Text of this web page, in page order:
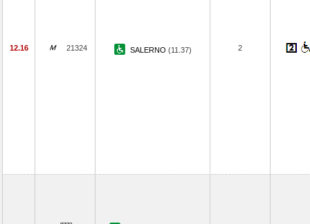
12.16 21324 SALERNO (11.37) 2